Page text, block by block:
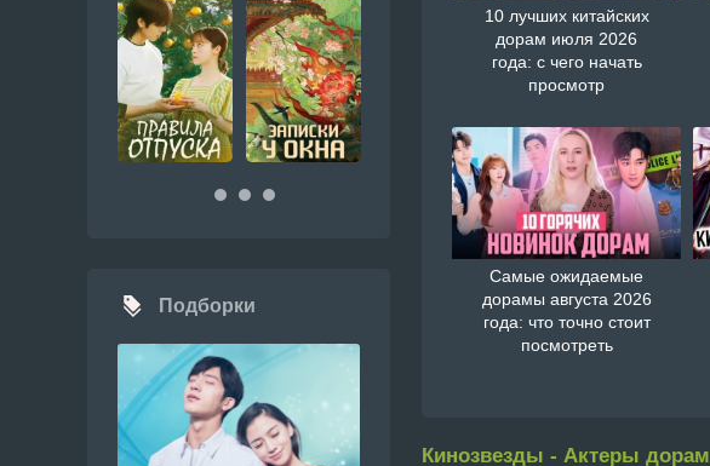
10 лучших китайских
дорам июля 2026
года: с чего начать
просмотр
Самые ожидаемые
дорамы августа 2026
года: что точно стоит
посмотреть
Кинозвезды - Актеры дорам
Подборки